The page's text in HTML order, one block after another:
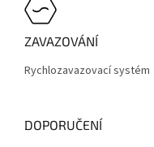
ZAVAZOVÁNÍ
Rychlozavazovací systém
DOPORUČENÍ